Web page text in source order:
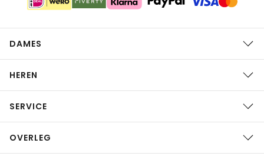
DAMES
HEREN
SERVICE
OVERLEG